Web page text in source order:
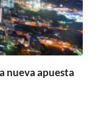
nueva apuesta